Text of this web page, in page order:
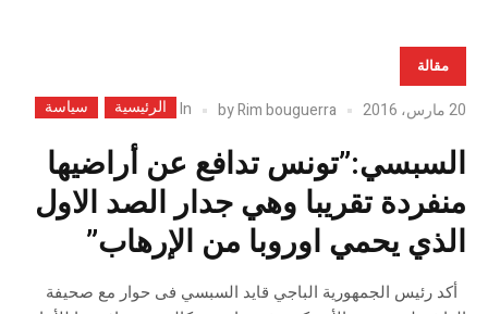
مقالة
20 مارس، 2016 byRim bouguerra
In الرئيسية سياسة
السبسي:”تونس تدافع عن أراضيها
منفردة تقريبا وهي جدار الصد الاول
الذي يحمي اوروبا من الإرهاب”
أكد رئيس الجمهورية الباجي قايد السبسي فى حوار مع صحيفة